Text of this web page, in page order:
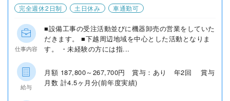
完全週休2日制
土日休み 車通勤可
仕事内容
■設備工事の受注活動並びに機器卸売の営業をしていた
だきます。 ■下越周辺地域を中心とした活動となりま
す。 ・未経験の方には指...
給与
月額 187,800～267,700円 賞与：あり 年2回 賞与
月数 計4.5ヶ月分(前年度実績)